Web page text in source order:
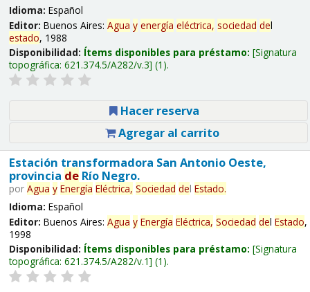
Idioma: Español
Editor: Buenos Aires: Agua y energía eléctrica, sociedad del
estado, 1988
Disponibilidad: Ítems disponibles para préstamo: Signatura
topográfica: 621.374.5/A282/v.3 (1).
Hacer reserva
Agregar al carrito
Estación transformadora San Antonio Oeste,
provincia deRío Negro.
por Agua y Energía Eléctrica, Sociedad del Estado.
Idioma: Español
Editor: Buenos Aires: Agua y Energía Eléctrica, Sociedad del Estado,
1998
Disponibilidad: Ítems disponibles para préstamo: Signatura
topográfica: 621.374.5/A282/v.1 (1).